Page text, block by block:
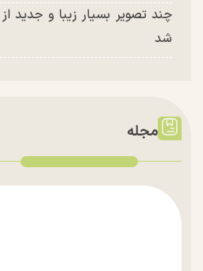
چند تصویر بسیار زیبا و جدید
شد
مجله